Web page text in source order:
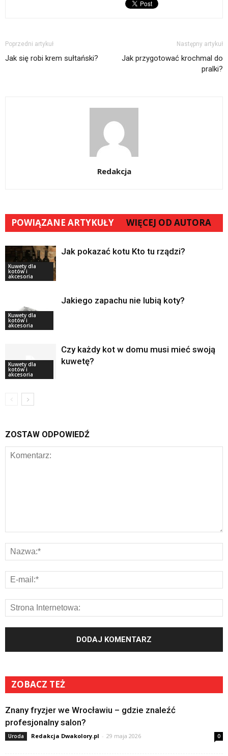
Poprzedni artykuł
Jak się robi krem sułtański?
Następny artykuł
Jak przygotować krochmal do
pralki?
Redakcja
POWIĄZANE ARTYKUŁY WIĘCEJ OD AUTORA
Kuwety dla
kotów i
akcesoria
Jak pokazać kotu Kto tu rządzi?
Kuwety dla
kotów i
akcesoria
Jakiego zapachu nie lubią koty?
Kuwety dla
kotów i
akcesoria
Czy każdy kot w domu musi mieć swoją
kuwetę?
ZOSTAW ODPOWIEDŹ
ZOBACZ TEŻ
Znany fryzjer we Wrocławiu – gdzie znaleźć
profesjonalny salon?
Uroda Redakcja Dwakolory.pl - 29 maja 2026 0